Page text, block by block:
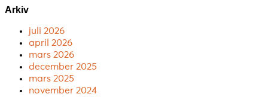
Arkiv
juli 2026
april 2026
mars 2026
december 2025
mars 2025
november 2024